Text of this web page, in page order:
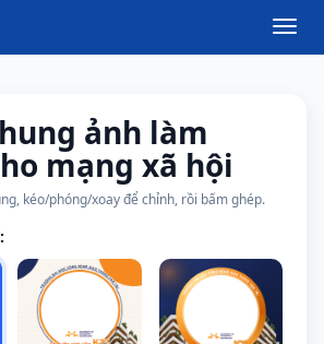
ảnh làm
mạng xã hội
kéo/phóng/xoay để chỉnh, rồi bấm ghép.